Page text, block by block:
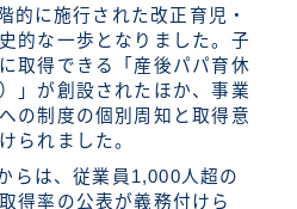
的に施行された改正育児・
的な一歩となりました。子
取得できる「産後パパ育休
」が創設されたほか、事業
の制度の個別周知と取得意
られました。
らは、従業員1,000人超の
得率の公表が義務付けら